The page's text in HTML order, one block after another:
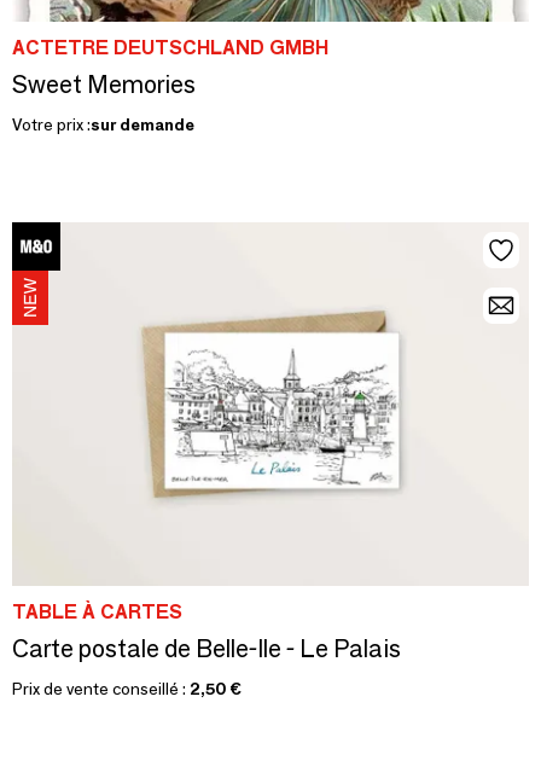
ACTETRE DEUTSCHLAND GMBH
Sweet Memories
Votre prix :sur demande
TABLE À CARTES
Carte postale de Belle-Ile - Le Palais
Prix de vente conseillé : 2,50 €